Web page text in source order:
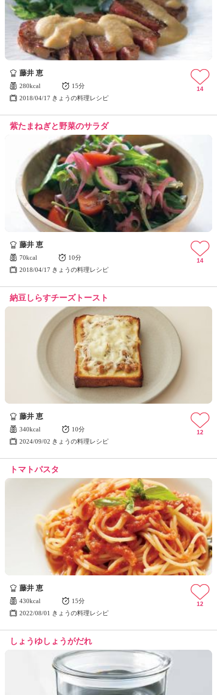
藤井 恵
280kcal
15分
2018/04/17 きょうの料理レシピ
14
紫たまねぎと野菜のサラダ
藤井 恵
70kcal
10分
2018/04/17 きょうの料理レシピ
14
納豆しらすチーズトースト
藤井 恵
340kcal
10分
2024/09/02 きょうの料理レシピ
12
トマトパスタ
藤井 恵
430kcal
15分
2022/08/01 きょうの料理レシピ
12
しょうゆしょうがだれ